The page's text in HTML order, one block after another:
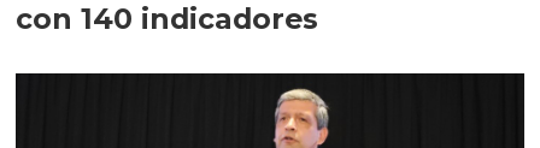
con 140 indicadores